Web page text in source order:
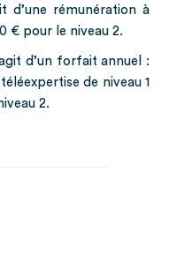
d’une rémunération à
€ pour le niveau 2.
d’un forfait annuel :
de niveau 1
2.